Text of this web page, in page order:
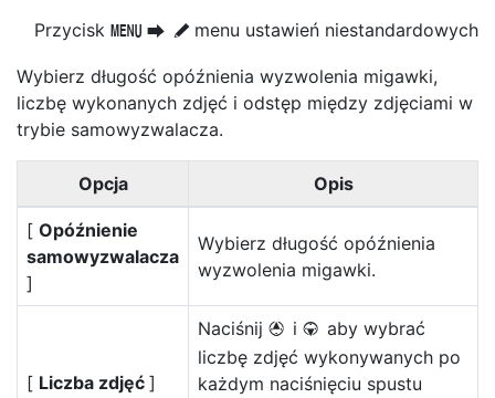
Przycisk G U A menu ustawień niestandardowych
Wybierz długość opóźnienia wyzwolenia migawki,
liczbę wykonanych zdjęć i odstęp między zdjęciami w
trybie samowyzwalacza.
Opcja Opis
[ Opóźnienie
samowyzwalacza
]
Wybierz długość opóźnienia
wyzwolenia migawki.
[ Liczba zdjęć ]
Naciśnij 1 i 3 aby wybrać
liczbę zdjęć wykonywanych po
każdym naciśnięciu spustu